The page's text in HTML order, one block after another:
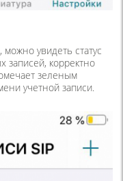
увидеть статус
записей, корректно
зеленым
учетной записи.